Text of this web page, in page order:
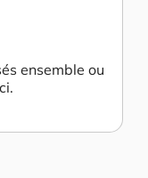
ensemble ou